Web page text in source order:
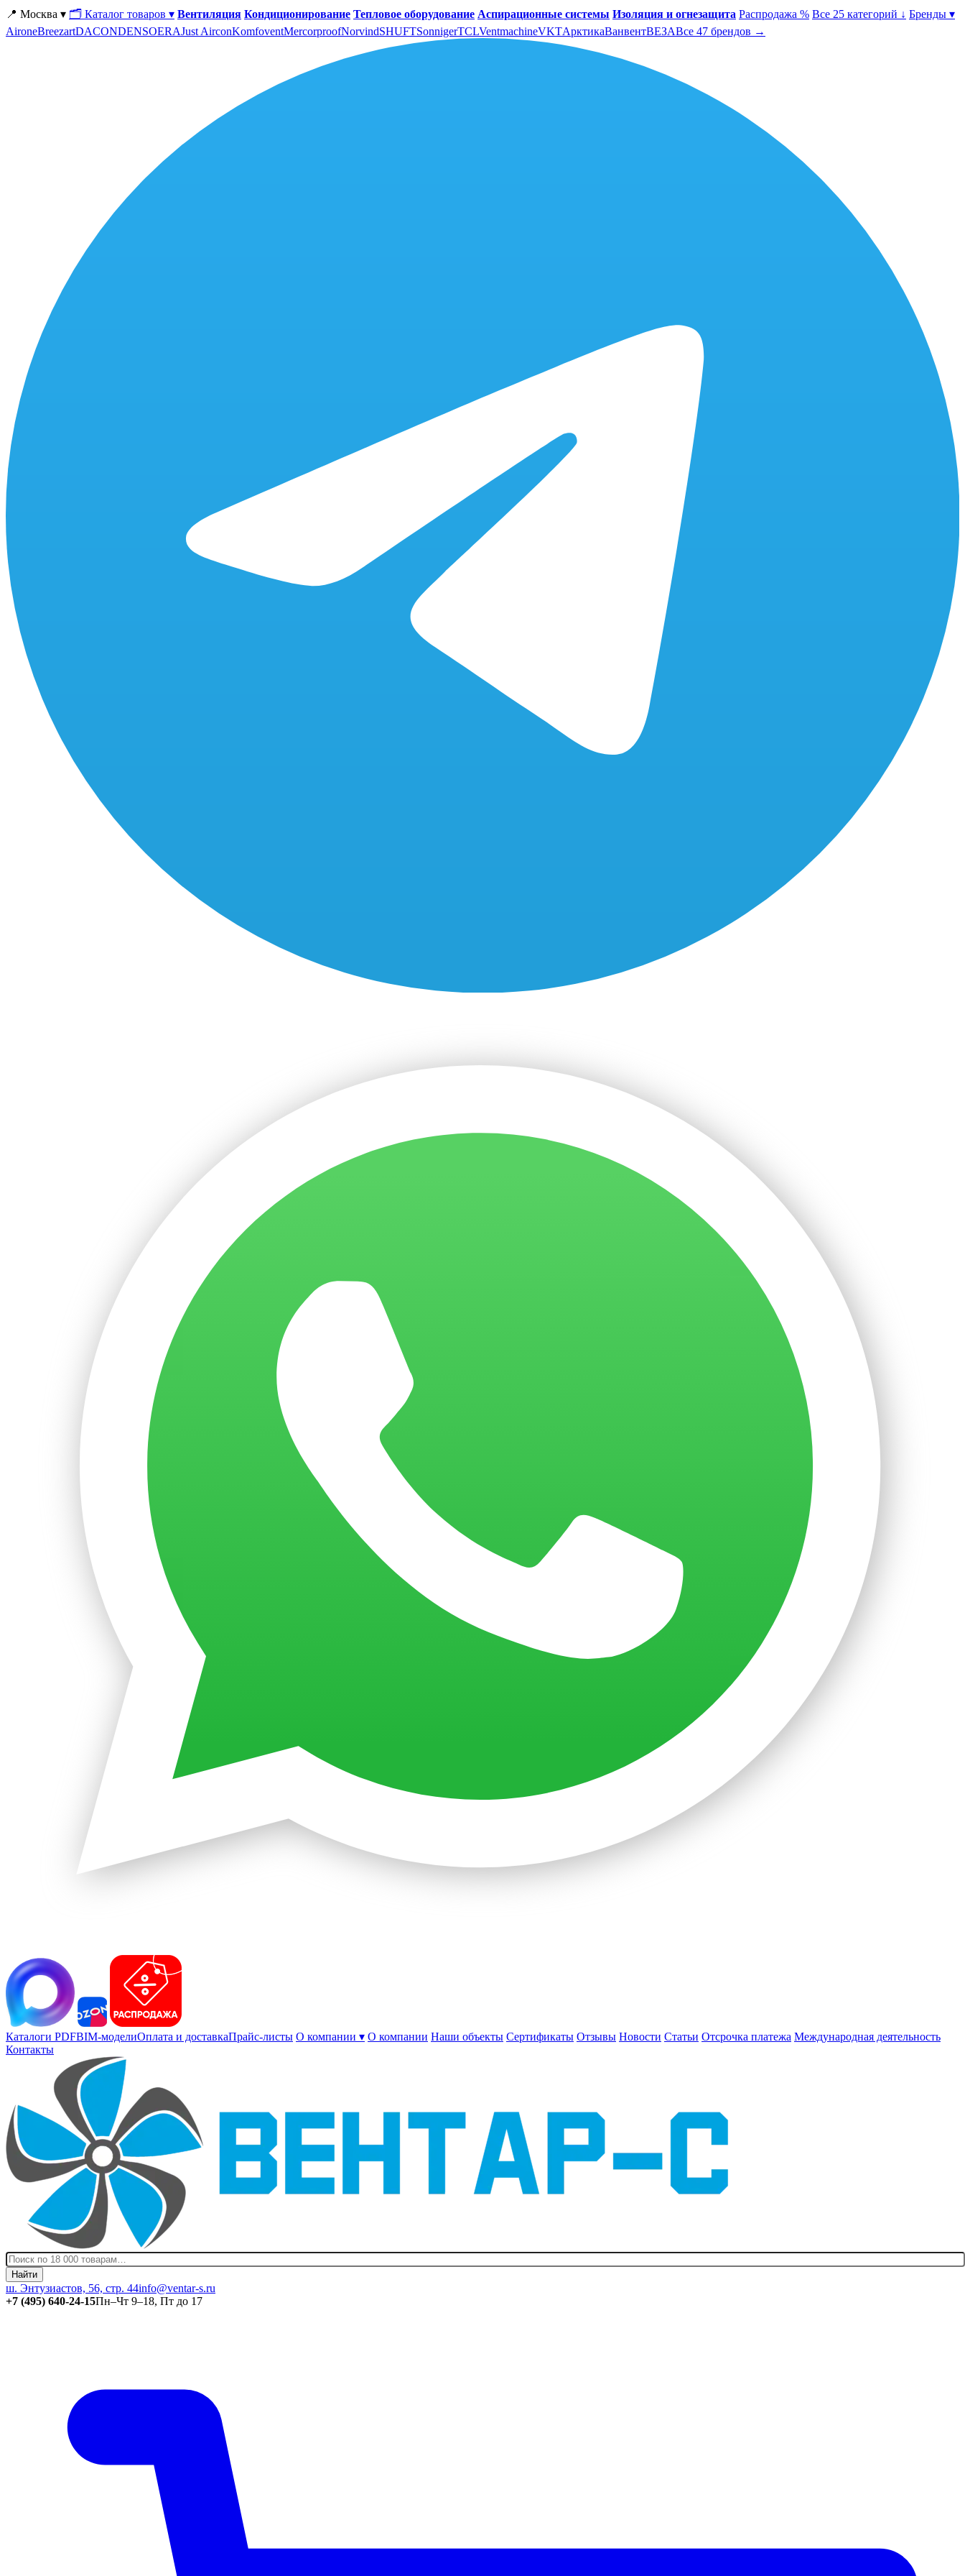
📍 Москва ▾ 🗂 Каталог товаров ▾ Вентиляция Кондиционирование Тепловое оборудование Аспирационные системы Изоляция и огнезащита Распродажа % Все 25 категорий ↓ Бренды ▾
AironeBreezartDACONDENSOERAJust AirconKomfoventMercorproofNorvindSHUFTSonnigerTCLVentmachineVKTАрктикаВанвентВЕЗАВсе 47 брендов →
Каталоги PDFBIM-моделиОплата и доставкаПрайс-листы О компании ▾ О компании Наши объекты Сертификаты Отзывы Новости Статьи Отсрочка платежа Международная деятельность
Контакты
Найти
ш. Энтузиастов, 56, стр. 44info@ventar-s.ru
+7 (495) 640-24-15Пн–Чт 9–18, Пт до 17